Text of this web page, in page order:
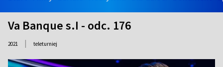
Va Banque s.I - odc. 176
2021 | teleturniej